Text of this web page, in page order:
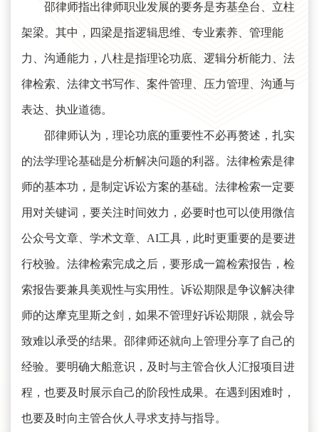
邵律师指出律师职业发展的要务是夯基垒台、立柱
架梁。其中，四梁是指逻辑思维、专业素养、管理能
力、沟通能力，八柱是指理论功底、逻辑分析能力、法
律检索、法律文书写作、案件管理、压力管理、沟通与
表达、执业道德。
邵律师认为，理论功底的重要性不必再赘述，扎实
的法学理论基础是分析解决问题的利器。法律检索是律
师的基本功，是制定诉讼方案的基础。法律检索一定要
用对关键词，要关注时间效力，必要时也可以使用微信
公众号文章、学术文章、AI工具，此时更重要的是要进
行校验。法律检索完成之后，要形成一篇检索报告，检
索报告要兼具美观性与实用性。诉讼期限是争议解决律
师的达摩克里斯之剑，如果不管理好诉讼期限，就会导
致难以承受的结果。邵律师还就向上管理分享了自己的
经验。要明确大船意识，及时与主管合伙人汇报项目进
程，也要及时展示自己的阶段性成果。在遇到困难时，
也要及时向主管合伙人寻求支持与指导。